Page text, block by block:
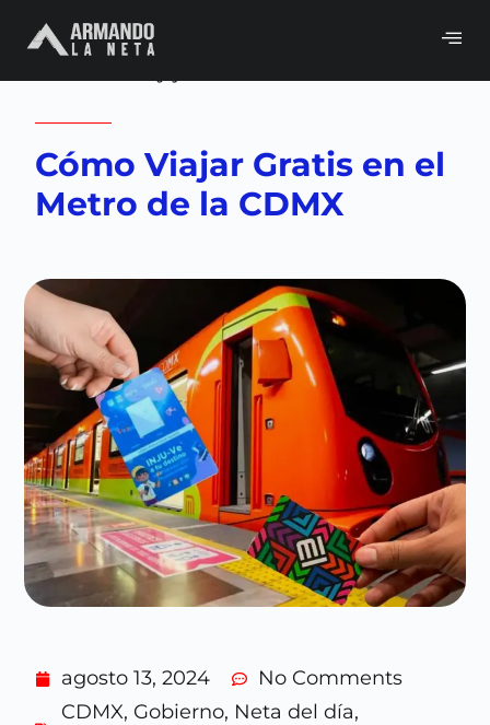
Volver a CDMX
,
Cómo Viajar Gratis en el
Metro de la CDMX
agosto 13, 2024
No Comments
CDMX, Gobierno, Neta del día,